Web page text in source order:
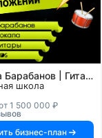
Не Школа Барабанов | Гитары | Вокала | KIDS
школа
1 500 000 ₽
бизнес-план